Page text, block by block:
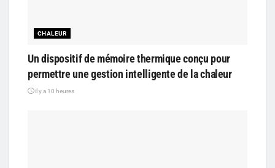
CHALEUR
Un dispositif de mémoire thermique conçu pour
permettre une gestion intelligente de la chaleur
il y a 10 heures